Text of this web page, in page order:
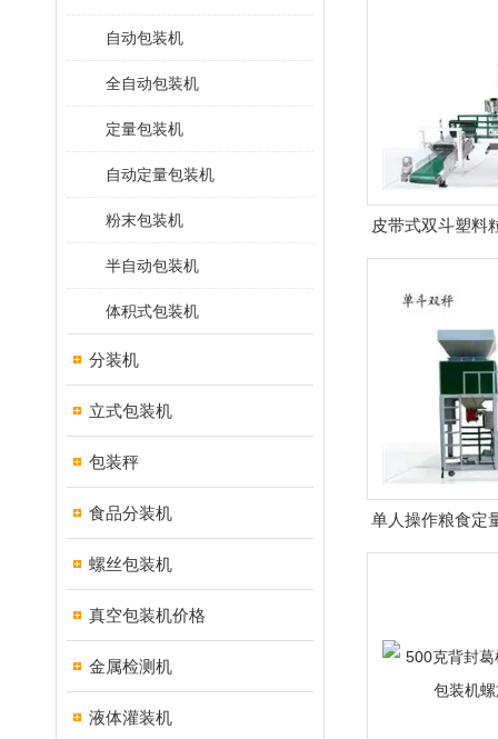
自动包装机
全自动包装机
定量包装机
自动定量包装机
粉末包装机
半自动包装机
体积式包装机
分装机
立式包装机
包装秤
食品分装机
螺丝包装机
真空包装机价格
金属检测机
液体灌装机
皮带式双斗塑料
价格多少
单人操作粮食定
按需